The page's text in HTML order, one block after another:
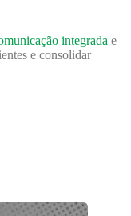
integrada e
e consolidar